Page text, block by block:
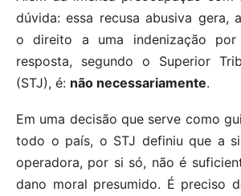
dúvida: essa recusa abusiva gera,
o direito a uma indenização
resposta, segundo o Superior
(STJ), é: não necessariamente.
Em uma decisão que serve como
todo o país, o STJ definiu que a
operadora, por si só, não é
dano moral presumido. É preciso